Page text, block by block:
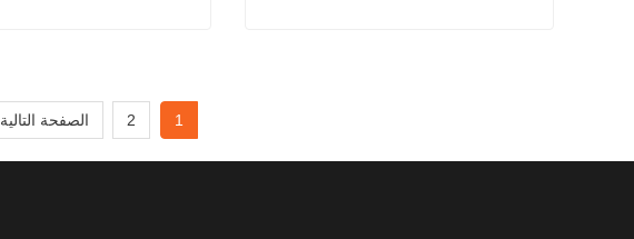
1
2 الصفحة التالية